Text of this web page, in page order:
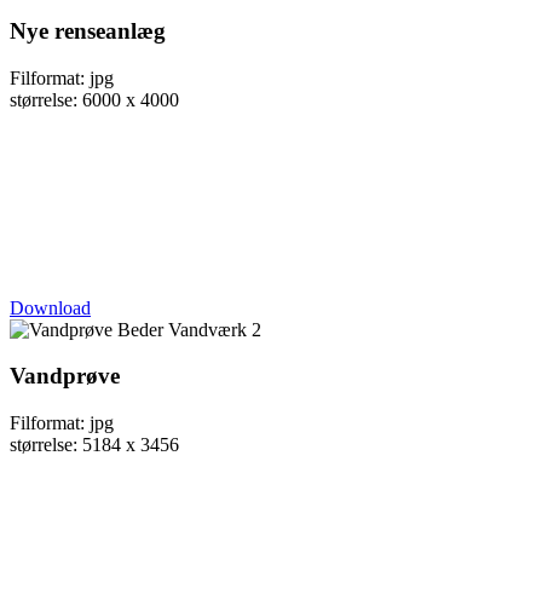
Nye renseanlæg
Filformat: jpg
størrelse: 6000 x 4000
Download
Vandprøve
Filformat: jpg
størrelse: 5184 x 3456